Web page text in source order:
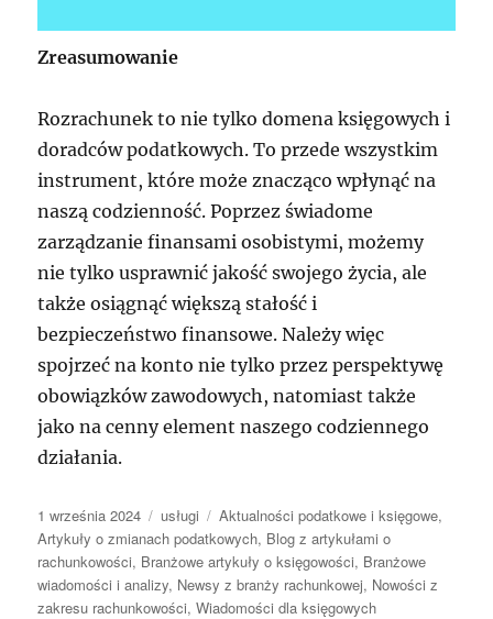
Zreasumowanie
Rozrachunek to nie tylko domena księgowych i
doradców podatkowych. To przede wszystkim
instrument, które może znacząco wpłynąć na
naszą codzienność. Poprzez świadome
zarządzanie finansami osobistymi, możemy
nie tylko usprawnić jakość swojego życia, ale
także osiągnąć większą stałość i
bezpieczeństwo finansowe. Należy więc
spojrzeć na konto nie tylko przez perspektywę
obowiązków zawodowych, natomiast także
jako na cenny element naszego codziennego
działania.
Data
publikacji
1 września 2024 Kategorie
usługi Tagi
Aktualności podatkowe i księgowe,
Artykuły o zmianach podatkowych, Blog z artykułami o
rachunkowości, Branżowe artykuły o księgowości, Branżowe
wiadomości i analizy, Newsy z branży rachunkowej, Nowości z
zakresu rachunkowości,Wiadomości dla księgowych